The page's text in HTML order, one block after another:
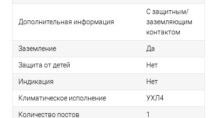
Дополнительная информация
С защитным/
заземляющим
контактом
Заземление Да
Защита от детей Нет
Индикация Нет
Климатическое исполнение УХЛ4
Количество постов 1